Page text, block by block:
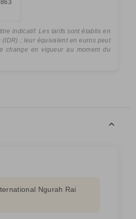
indicatif. Les tarifs sont établis en
; leur équivalent en euros peut
change en vigueur au moment du
Ngurah Rai